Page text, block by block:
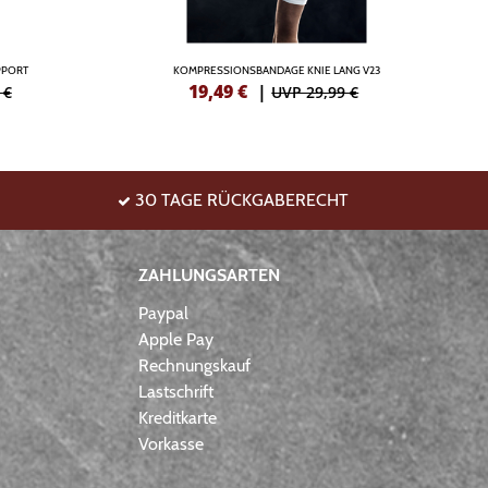
KOMPRESSIONSBANDAGE KNIE LANG V23
19,49€ |UVP 29,99 €
30 TAGE RÜCKGABERECHT
ZAHLUNGSARTEN
Paypal
Apple Pay
Rechnungskauf
Lastschrift
Kreditkarte
Vorkasse